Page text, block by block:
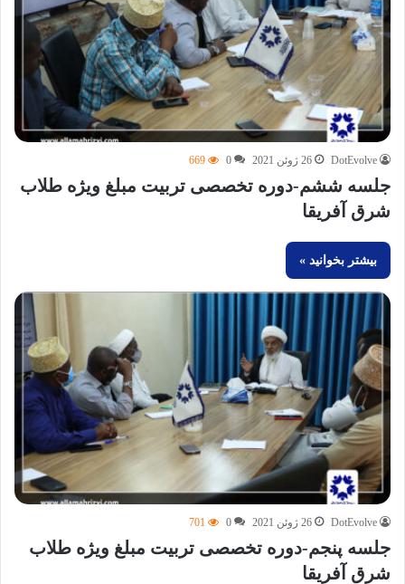
DotEvolve 26 ژوئن 2021 0
669
جلسه ششم-دوره تخصصی تربیت مبلغ ویژه طلاب
شرق آفریقا
بیشتر بخوانید »
DotEvolve 26 ژوئن 2021 0
701
جلسه پنجم-دوره تخصصی تربیت مبلغ ویژه طلاب
شرق آفریقا